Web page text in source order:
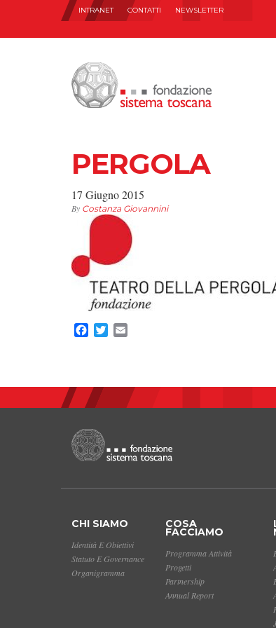
INTRANET CONTATTI NEWSLETTER
PERGOLA
17 Giugno 2015
By Costanza Giovannini
Facebook
Twitter
CHI SIAMO
Identità E Obiettivi
Statuto E Governance
Organigramma
COSA
FACCIAMO
Programma Attività
Progetti
Partnership
Annual Report